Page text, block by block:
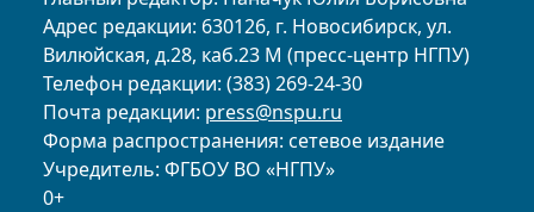
Адрес редакции: 630126, г. Новосибирск, ул.
Вилюйская, д.28, каб.23 М (пресс-центр НГПУ)
Телефон редакции: (383) 269-24-30
Почта редакции: press@nspu.ru
Форма распространения: сетевое издание
Учредитель: ФГБОУ ВО «НГПУ»
0+